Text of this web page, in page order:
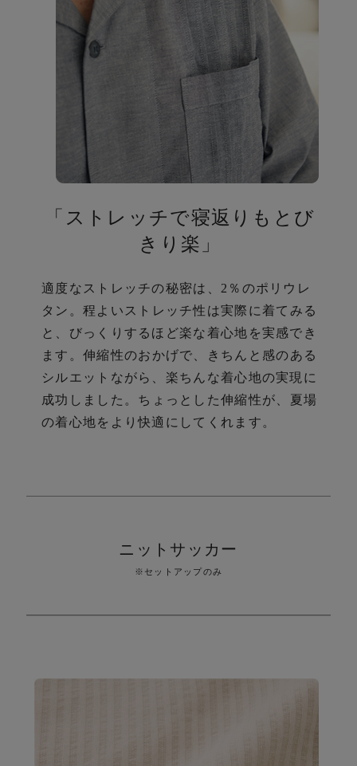
ら
り
「ストレッチで寝返りもとび
きり楽」
適度なストレッチの秘密は、2％のポリウレ
タン。 程よいストレッチ性は実際に着てみる
と、びっくりするほど楽な着心地を実感でき
ます。 伸縮性のおかげで、きちんと感のある
シルエットながら、楽ちんな着心地の実現に
成功しました。 ちょっとした伸縮性が、夏場
の着心地をより快適にしてくれます。
ニットサッカー
※セットアップのみ